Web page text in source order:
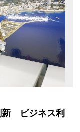
新 ビジネス利